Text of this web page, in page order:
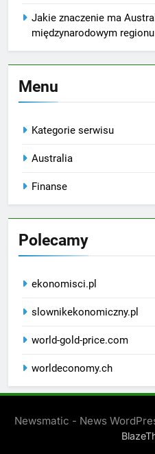
Jakie znaczenie ma
międzynarodowym
Menu
Kategorie serwisu
Australia
Finanse
Polecamy
ekonomisci.pl
slownikekonomiczny.pl
world-gold-price.com
worldeconomy.ch
Newsmatic - News